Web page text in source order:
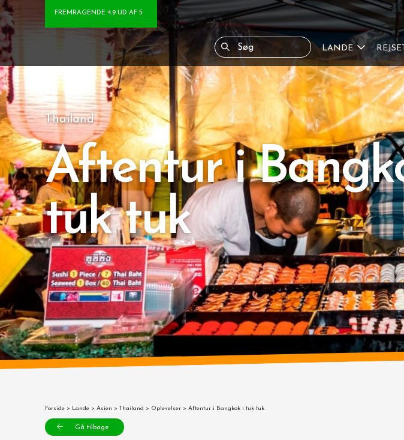
FREMRAGENDE 4.9 UD AF 5
LANDE
Thailand
Aftentur i
tuk tuk
Forside > Lande > Asien > Thailand > Oplevelser > Aftentur i Bangkok i tuk tuk
Gå tilbage